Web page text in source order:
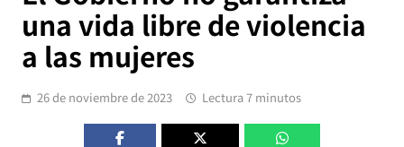
una vida libre de violencia
a las mujeres
26 de noviembre de 2023 Lectura 7 minutos